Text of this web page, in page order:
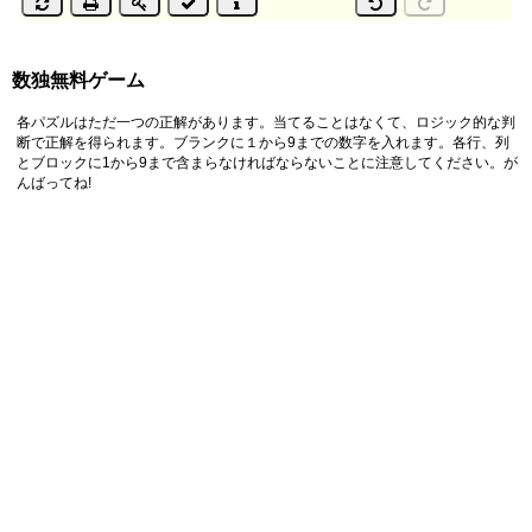
数独無料ゲーム
各パズルはただ一つの正解があります。当てることはなくて、ロジック的な判
断で正解を得られます。ブランクに１から9までの数字を入れます。各行、列
とブロックに1から9まで含まらなければならないことに注意してください。が
んばってね!